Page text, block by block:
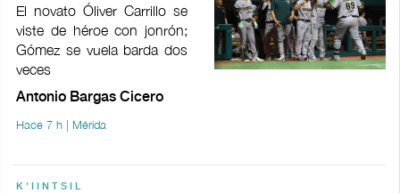
El novato Óliver Carrillo se
viste de héroe con jonrón;
Gómez se vuela barda dos
veces
Antonio Bargas Cicero
Hace 7 h | Mérida
K'IINTSIL